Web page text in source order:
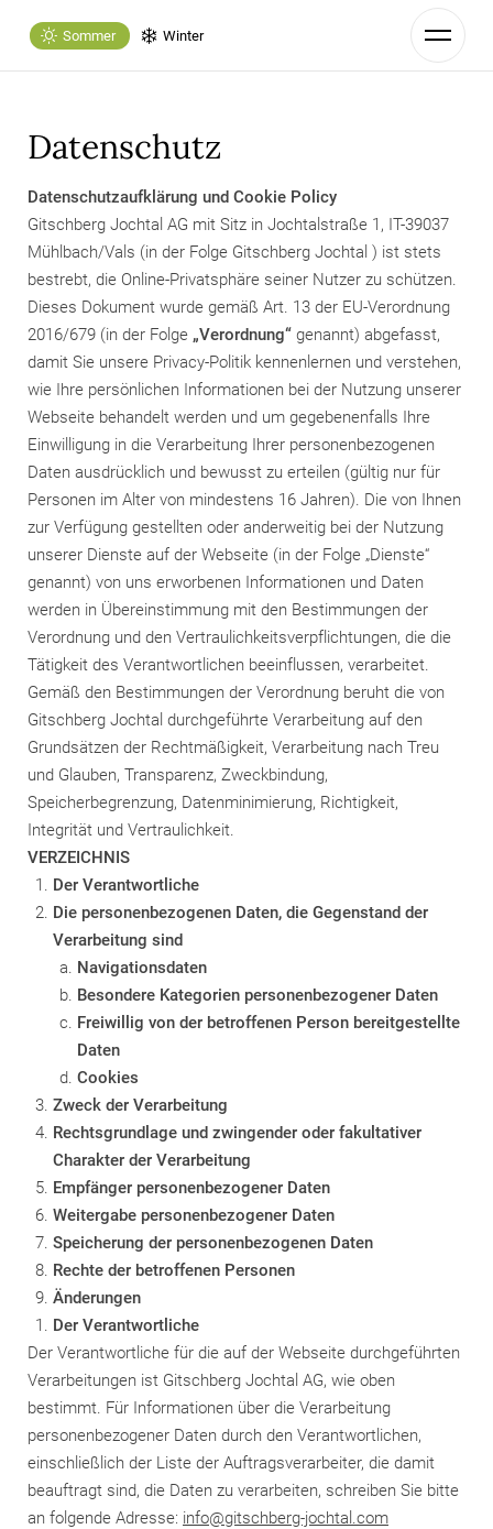
Sommer Winter
Datenschutz
Datenschutzaufklärung und Cookie Policy
Gitschberg Jochtal AG mit Sitz in Jochtalstraße 1, IT-39037
Mühlbach/Vals (in der Folge Gitschberg Jochtal ) ist stets
bestrebt, die Online-Privatsphäre seiner Nutzer zu schützen.
Dieses Dokument wurde gemäß Art. 13 der EU-Verordnung
2016/679 (in der Folge „Verordnung“ genannt) abgefasst,
damit Sie unsere Privacy-Politik kennenlernen und verstehen,
wie Ihre persönlichen Informationen bei der Nutzung unserer
Webseite behandelt werden und um gegebenenfalls Ihre
Einwilligung in die Verarbeitung Ihrer personenbezogenen
Daten ausdrücklich und bewusst zu erteilen (gültig nur für
Personen im Alter von mindestens 16 Jahren). Die von Ihnen
zur Verfügung gestellten oder anderweitig bei der Nutzung
unserer Dienste auf der Webseite (in der Folge „Dienste“
genannt) von uns erworbenen Informationen und Daten
werden in Übereinstimmung mit den Bestimmungen der
Verordnung und den Vertraulichkeitsverpflichtungen, die die
Tätigkeit des Verantwortlichen beeinflussen, verarbeitet.
Gemäß den Bestimmungen der Verordnung beruht die von
Gitschberg Jochtal durchgeführte Verarbeitung auf den
Grundsätzen der Rechtmäßigkeit, Verarbeitung nach Treu
und Glauben, Transparenz, Zweckbindung,
Speicherbegrenzung, Datenminimierung, Richtigkeit,
Integrität und Vertraulichkeit.
VERZEICHNIS
Der Verantwortliche
Die personenbezogenen Daten, die Gegenstand der
Verarbeitung sind
Navigationsdaten
Besondere Kategorien personenbezogener Daten
Freiwillig von der betroffenen Person bereitgestellte
Daten
Cookies
Zweck der Verarbeitung
Rechtsgrundlage und zwingender oder fakultativer
Charakter der Verarbeitung
Empfänger personenbezogener Daten
Weitergabe personenbezogener Daten
Speicherung der personenbezogenen Daten
Rechte der betroffenen Personen
Änderungen
Der Verantwortliche
Der Verantwortliche für die auf der Webseite durchgeführten
Verarbeitungen ist Gitschberg Jochtal AG, wie oben
bestimmt. Für Informationen über die Verarbeitung
personenbezogener Daten durch den Verantwortlichen,
einschließlich der Liste der Auftragsverarbeiter, die damit
beauftragt sind, die Daten zu verarbeiten, schreiben Sie bitte
an folgende Adresse: info@gitschberg-jochtal.com